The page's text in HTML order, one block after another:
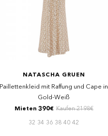
NATASCHA GRUEN
Paillettenkleid mit Raffung und Cape in
Gold-Weiß
Mieten 390€ Kaufen 2198€
32 34 36 38 40 42